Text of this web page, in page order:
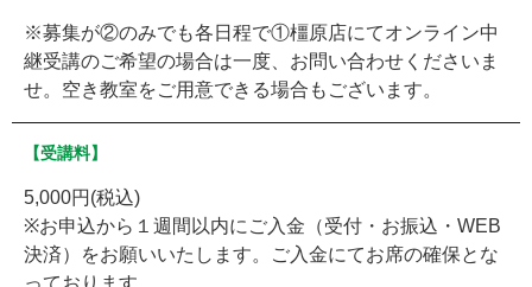
※募集が②のみでも各日程で①橿原店にてオンライン中
継受講のご希望の場合は一度、お問い合わせくださいま
せ。空き教室をご用意できる場合もございます。
【受講料】
5,000円(税込)
※お申込から１週間以内にご入金（受付・お振込・WEB
決済）をお願いいたします。ご入金にてお席の確保とな
っております。